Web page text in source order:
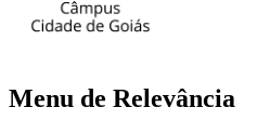
Menu de Relevância